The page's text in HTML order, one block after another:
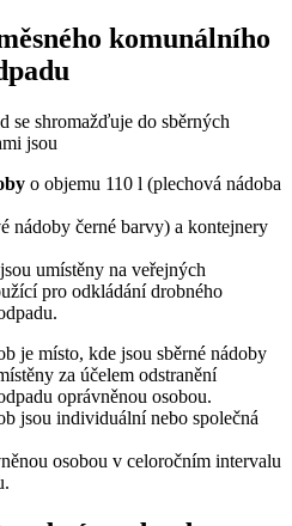
komunálního
se shromažďuje do sběrných
jsou
o objemu 110 l (plechová nádoba
nádoby černé barvy) a kontejnery
umístěny na veřejných
pro odkládání drobného
je místo, kde jsou sběrné nádoby
za účelem odstranění
oprávněnou osobou.
jsou individuální nebo společná
osobou v celoročním intervalu